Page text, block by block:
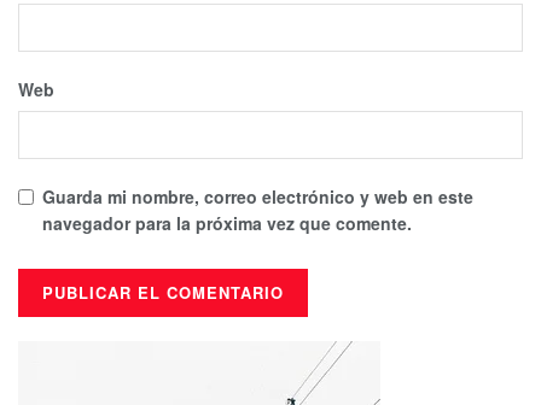
Web
Guarda mi nombre, correo electrónico y web en este
navegador para la próxima vez que comente.